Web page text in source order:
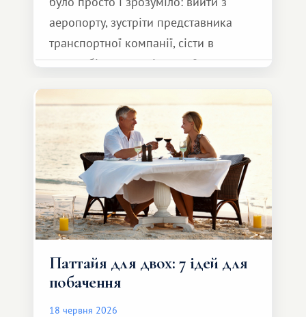
аеропорту, зустріти представника
транспортної компанії, сісти в
автомобіль та спокійно доїхати до
Паттайя для двох: 7 ідей для
побачення
18 червня 2026